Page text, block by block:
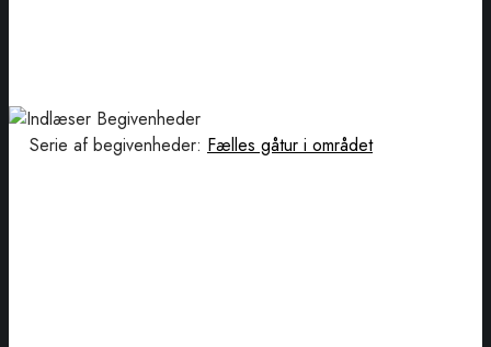
Serie af begivenheder: Fælles gåtur i området